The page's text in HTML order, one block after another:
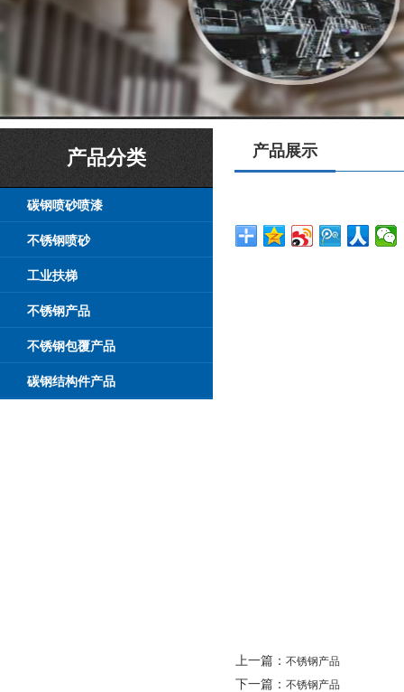
产品分类
碳钢喷砂喷漆
不锈钢喷砂
工业扶梯
不锈钢产品
不锈钢包覆产品
碳钢结构件产品
产品展示
上一篇： 不锈钢产品
下一篇： 不锈钢产品